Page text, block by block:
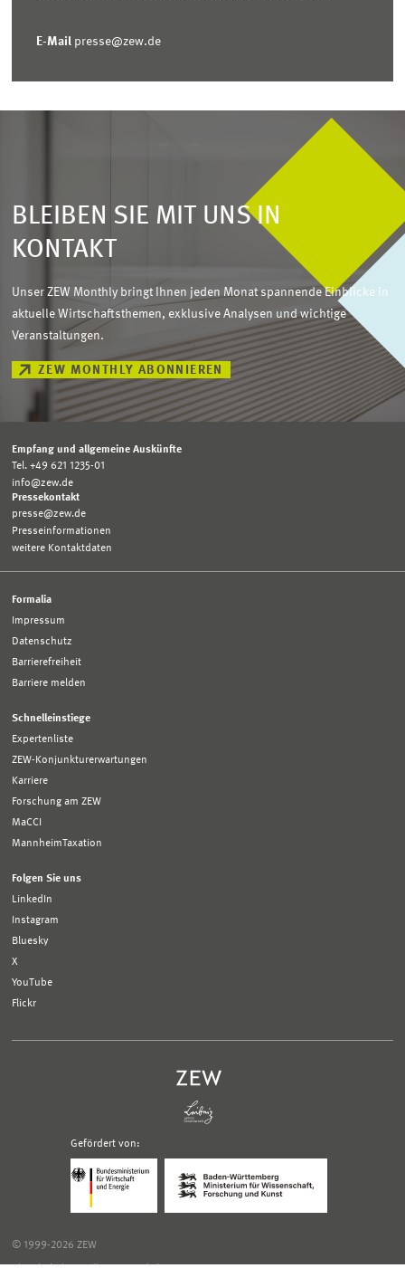
E-Mail presse@zew.de
BLEIBEN SIE MIT UNS IN
KONTAKT
Unser ZEW Monthly bringt Ihnen jeden Monat spannende Einblicke in
aktuelle Wirtschaftsthemen, exklusive Analysen und wichtige
Veranstaltungen.
ZEW MONTHLY ABONNIEREN
Empfang und allgemeine Auskünfte
Tel. +49 621 1235-01
info@zew.de
Pressekontakt
presse@zew.de
Presseinformationen
weitere Kontaktdaten
Formalia
Impressum
Datenschutz
Barrierefreiheit
Barriere melden
Schnelleinstiege
Expertenliste
ZEW-Konjunkturerwartungen
Karriere
Forschung am ZEW
MaCCI
MannheimTaxation
Folgen Sie uns
LinkedIn
Instagram
Bluesky
X
YouTube
Flickr
Gefördert von:
Bundesministerium
Wirtschaft
Link
Ministerium
© 1999-2026 ZEW